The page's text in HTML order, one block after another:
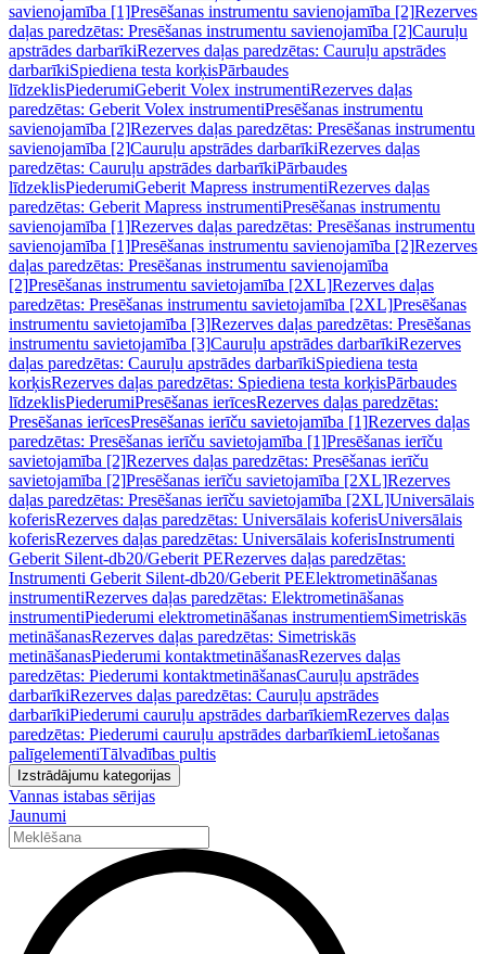
savienojamība [1]Presēšanas instrumentu savienojamība [2]Rezerves
daļas paredzētas: Presēšanas instrumentu savienojamība [2]Cauruļu
apstrādes darbarīkiRezerves daļas paredzētas: Cauruļu apstrādes
darbarīkiSpiediena testa korķisPārbaudes
līdzeklisPiederumiGeberit Volex instrumentiRezerves daļas
paredzētas: Geberit Volex instrumentiPresēšanas instrumentu
savienojamība [2]Rezerves daļas paredzētas: Presēšanas instrumentu
savienojamība [2]Cauruļu apstrādes darbarīkiRezerves daļas
paredzētas: Cauruļu apstrādes darbarīkiPārbaudes
līdzeklisPiederumiGeberit Mapress instrumentiRezerves daļas
paredzētas: Geberit Mapress instrumentiPresēšanas instrumentu
savienojamība [1]Rezerves daļas paredzētas: Presēšanas instrumentu
savienojamība [1]Presēšanas instrumentu savienojamība [2]Rezerves
daļas paredzētas: Presēšanas instrumentu savienojamība
[2]Presēšanas instrumentu savietojamība [2XL]Rezerves daļas
paredzētas: Presēšanas instrumentu savietojamība [2XL]Presēšanas
instrumentu savietojamība [3]Rezerves daļas paredzētas: Presēšanas
instrumentu savietojamība [3]Cauruļu apstrādes darbarīkiRezerves
daļas paredzētas: Cauruļu apstrādes darbarīkiSpiediena testa
korķisRezerves daļas paredzētas: Spiediena testa korķisPārbaudes
līdzeklisPiederumiPresēšanas ierīcesRezerves daļas paredzētas:
Presēšanas ierīcesPresēšanas ierīču savietojamība [1]Rezerves daļas
paredzētas: Presēšanas ierīču savietojamība [1]Presēšanas ierīču
savietojamība [2]Rezerves daļas paredzētas: Presēšanas ierīču
savietojamība [2]Presēšanas ierīču savietojamība [2XL]Rezerves
daļas paredzētas: Presēšanas ierīču savietojamība [2XL]Universālais
koferisRezerves daļas paredzētas: Universālais koferisUniversālais
koferisRezerves daļas paredzētas: Universālais koferisInstrumenti
Geberit Silent-db20/Geberit PERezerves daļas paredzētas:
Instrumenti Geberit Silent-db20/Geberit PEElektrometināšanas
instrumentiRezerves daļas paredzētas: Elektrometināšanas
instrumentiPiederumi elektrometināšanas instrumentiemSimetriskās
metināšanasRezerves daļas paredzētas: Simetriskās
metināšanasPiederumi kontaktmetināšanasRezerves daļas
paredzētas: Piederumi kontaktmetināšanasCauruļu apstrādes
darbarīkiRezerves daļas paredzētas: Cauruļu apstrādes
darbarīkiPiederumi cauruļu apstrādes darbarīkiemRezerves daļas
paredzētas: Piederumi cauruļu apstrādes darbarīkiemLietošanas
palīgelementiTālvadības pultis
Izstrādājumu kategorijas
Vannas istabas sērijas
Jaunumi